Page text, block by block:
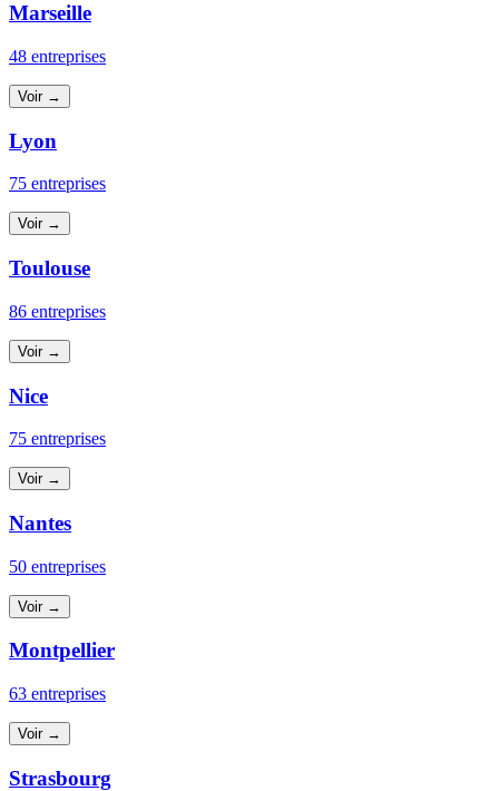
Marseille
48 entreprises
Voir →
Lyon
75 entreprises
Voir →
Toulouse
86 entreprises
Voir →
Nice
75 entreprises
Voir →
Nantes
50 entreprises
Voir →
Montpellier
63 entreprises
Voir →
Strasbourg